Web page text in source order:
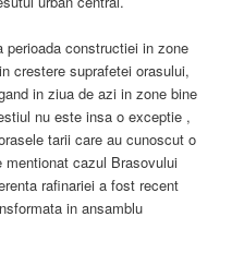
constructiei in zone
crestere suprafetei orasului,
in ziua de azi in zone bine
nu este insa o exceptie ,
tarii care au cunoscut o
cazul Brasovului
rafinariei a fost recent
in ansamblu